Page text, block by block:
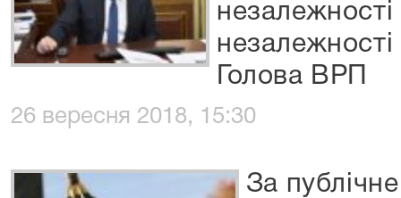
незалежності
незалежності
Голова ВРП
26 вересня 2018, 15:30
За